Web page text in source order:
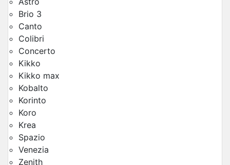
Toutes Pièces Détachées Necta Brio3
Brio 3
Canto
Colibri
Concerto
Kikko
Kikko max
Kobalto
Korinto
Koro
Krea
Spazio
Venezia
Zenith